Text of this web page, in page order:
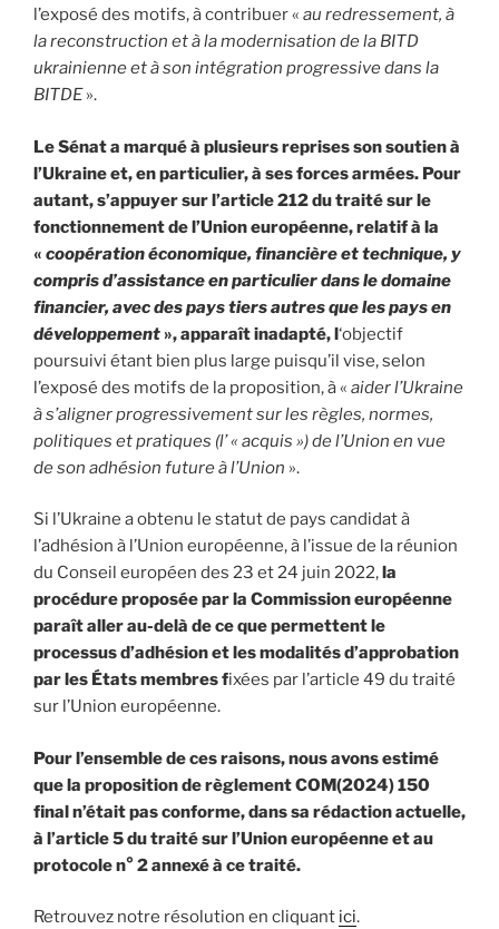
l’exposé des motifs, à contribuer « au redressement, à
la reconstruction et à la modernisation de la BITD
ukrainienne et à son intégration progressive dans la
BITDE».
Le Sénat a marqué à plusieurs reprises son soutien à
l’Ukraine et, en particulier, à ses forces armées. Pour
autant, s’appuyer sur l’article 212 du traité sur le
fonctionnement de l’Union européenne, relatif à la
« coopération économique, financière et technique, y
compris d’assistance en particulier dans le domaine
financier, avec des pays tiers autres que les pays en
développement », apparaît inadapté, l‘objectif
poursuivi étant bien plus large puisqu’il vise, selon
l’exposé des motifs de la proposition, à « aider l’Ukraine
à s’aligner progressivement sur les règles, normes,
politiques et pratiques (l’ « acquis ») de l’Union en vue
de son adhésion future à l’Union ».
Si l’Ukraine a obtenu le statut de pays candidat à
l’adhésion à l’Union européenne, à l’issue de la réunion
du Conseil européen des 23 et 24 juin 2022,la
procédure proposée par la Commission européenne
paraît aller au-delà de ce que permettent le
processus d’adhésion et les modalités d’approbation
par les États membres fixées par l’article 49 du traité
sur l’Union européenne.
Pour l’ensemble de ces raisons, nous avons estimé
que la proposition de règlement COM(2024) 150
final n’était pas conforme, dans sa rédaction actuelle,
à l’article 5 du traité sur l’Union européenne et au
protocole n° 2 annexé à ce traité.
Retrouvez notre résolution en cliquant ici.